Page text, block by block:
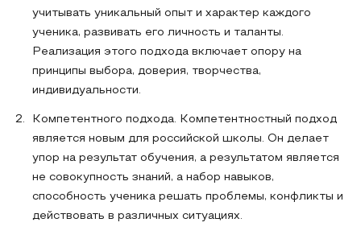
учитывать уникальный опыт и характер каждого
ученика, развивать его личность и таланты.
Реализация этого подхода включает опору на
принципы выбора, доверия, творчества,
индивидуальности.
Компетентного подхода. Компетентностный подход
является новым для российской школы. Он делает
упор на результат обучения, а результатом является
не совокупность знаний, а набор навыков,
способность ученика решать проблемы, конфликты и
действовать в различных ситуациях.